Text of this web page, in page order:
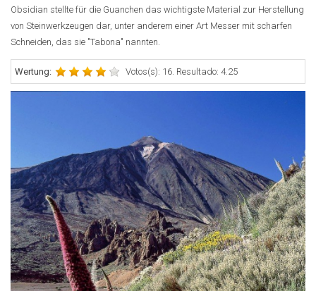
Obsidian stellte für die Guanchen das wichtigste Material zur Herstellung
von Steinwerkzeugen dar, unter anderem einer Art Messer mit scharfen
Schneiden, das sie "Tabona" nannten.
Wertung: Votos(s): 16. Resultado: 4.25